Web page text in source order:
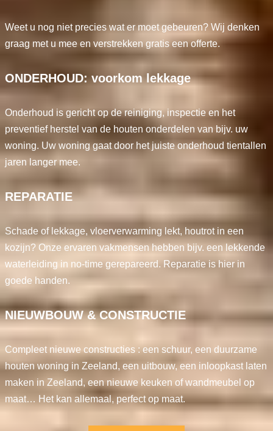
Weet u nog niet precies wat er moet gebeuren? Wij denken
graag met u mee en verstrekken gratis een offerte.
ONDERHOUD: voorkom lekkage
Onderhoud is gericht op de reiniging, inspectie en het
preventief herstel van de houten onderdelen van bijv. uw
woning. Uw woning gaat door het juiste onderhoud tientallen
jaren langer mee.
REPARATIE
Schade of lekkage, vloerverwarming lekt, houtrot in een
kozijn? Onze ervaren vakmensen hebben bijv. een lekkende
waterleiding in no-time gerepareerd. Reparatie is hier in
goede handen.
NIEUWBOUW & CONSTRUCTIE
Compleet nieuwe constructies : een schuur, een duurzame
houten woning in Zeeland, een uitbouw, een inloopkast laten
maken in Zeeland, een nieuwe keuken of wandmeubel op
maat… Het kan allemaal, perfect op maat.